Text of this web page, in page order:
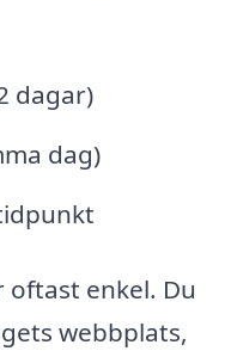
dagar)
dag)
oftast enkel. Du
webbplats,